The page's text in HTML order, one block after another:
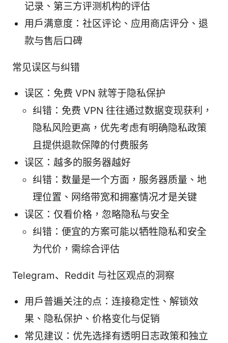
记录、第三方评测机构的评估
用户满意度：社区评论、应用商店评分、退
款与售后口碑
常见误区与纠错
误区：免费 VPN 就等于隐私保护
纠错：免费 VPN 往往通过数据变现获利，
隐私风险更高，优先考虑有明确隐私政策
且提供退款保障的付费服务
误区：越多的服务器越好
纠错：数量是一个方面，服务器质量、地
理位置、网络带宽和拥塞情况才是关键
误区：仅看价格，忽略隐私与安全
纠错：便宜的方案可能以牺牲隐私和安全
为代价，需综合评估
Telegram、Reddit 与社区观点的洞察
用户普遍关注的点：连接稳定性、解锁效
果、隐私保护、价格变化与促销
常见建议：优先选择有透明日志政策和独立